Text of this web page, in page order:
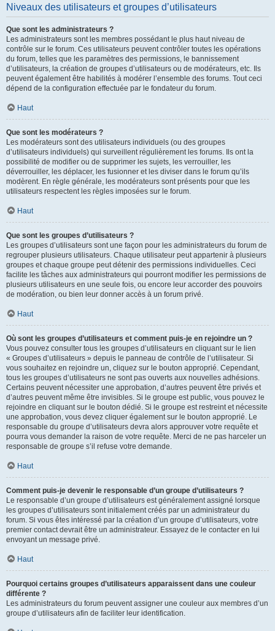
Niveaux des utilisateurs et groupes d’utilisateurs
Que sont les administrateurs ?
Les administrateurs sont les membres possédant le plus haut niveau de
contrôle sur le forum. Ces utilisateurs peuvent contrôler toutes les opérations
du forum, telles que les paramètres des permissions, le bannissement
d’utilisateurs, la création de groupes d’utilisateurs ou de modérateurs, etc. Ils
peuvent également être habilités à modérer l’ensemble des forums. Tout ceci
dépend de la configuration effectuée par le fondateur du forum.
Haut
Que sont les modérateurs ?
Les modérateurs sont des utilisateurs individuels (ou des groupes
d’utilisateurs individuels) qui surveillent régulièrement les forums. Ils ont la
possibilité de modifier ou de supprimer les sujets, les verrouiller, les
déverrouiller, les déplacer, les fusionner et les diviser dans le forum qu’ils
modèrent. En règle générale, les modérateurs sont présents pour que les
utilisateurs respectent les règles imposées sur le forum.
Haut
Que sont les groupes d’utilisateurs ?
Les groupes d’utilisateurs sont une façon pour les administrateurs du forum de
regrouper plusieurs utilisateurs. Chaque utilisateur peut appartenir à plusieurs
groupes et chaque groupe peut détenir des permissions individuelles. Ceci
facilite les tâches aux administrateurs qui pourront modifier les permissions de
plusieurs utilisateurs en une seule fois, ou encore leur accorder des pouvoirs
de modération, ou bien leur donner accès à un forum privé.
Haut
Où sont les groupes d’utilisateurs et comment puis-je en rejoindre un ?
Vous pouvez consulter tous les groupes d’utilisateurs en cliquant sur le lien
« Groupes d’utilisateurs » depuis le panneau de contrôle de l’utilisateur. Si
vous souhaitez en rejoindre un, cliquez sur le bouton approprié. Cependant,
tous les groupes d’utilisateurs ne sont pas ouverts aux nouvelles adhésions.
Certains peuvent nécessiter une approbation, d’autres peuvent être privés et
d’autres peuvent même être invisibles. Si le groupe est public, vous pouvez le
rejoindre en cliquant sur le bouton dédié. Si le groupe est restreint et nécessite
une approbation, vous devez cliquer également sur le bouton approprié. Le
responsable du groupe d’utilisateurs devra alors approuver votre requête et
pourra vous demander la raison de votre requête. Merci de ne pas harceler un
responsable de groupe s’il refuse votre demande.
Haut
Comment puis-je devenir le responsable d’un groupe d’utilisateurs ?
Le responsable d’un groupe d’utilisateurs est généralement assigné lorsque
les groupes d’utilisateurs sont initialement créés par un administrateur du
forum. Si vous êtes intéressé par la création d’un groupe d’utilisateurs, votre
premier contact devrait être un administrateur. Essayez de le contacter en lui
envoyant un message privé.
Haut
Pourquoi certains groupes d’utilisateurs apparaissent dans une couleur
différente ?
Les administrateurs du forum peuvent assigner une couleur aux membres d’un
groupe d’utilisateurs afin de faciliter leur identification.